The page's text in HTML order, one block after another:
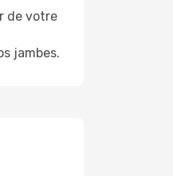
de votre
jambes.